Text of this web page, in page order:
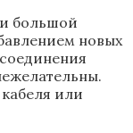
большой
новых
или